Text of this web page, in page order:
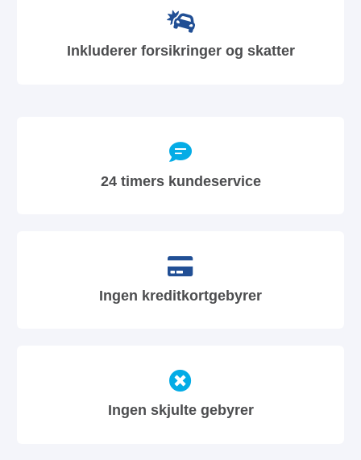
Inkluderer forsikringer og skatter
24 timers kundeservice
Ingen kreditkortgebyrer
Ingen skjulte gebyrer